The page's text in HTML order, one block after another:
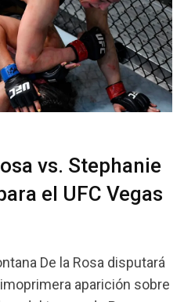
vs. Stephanie
el UFC Vegas
De la Rosa disputará
aparición sobre